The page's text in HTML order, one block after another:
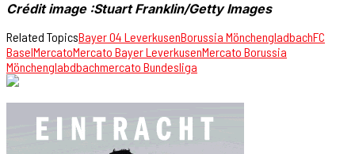
Crédit image :Stuart Franklin/Getty Images
Related TopicsBayer 04 LeverkusenBorussia MönchengladbachFC
BaselMercatoMercato Bayer LeverkusenMercato Borussia
Mönchenglabdbachmercato Bundesliga